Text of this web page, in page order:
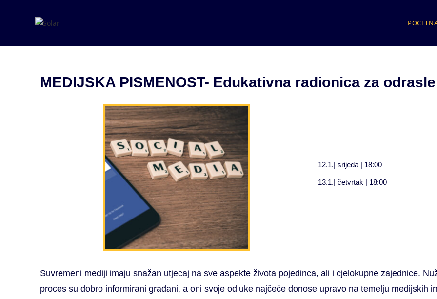
MEDIJSKA PISMENOST- Edukativna radionica za odrasle
12.1.| srijeda | 18:00
13.1.| četvrtak | 18:00
Suvremeni mediji imaju snažan utjecaj na sve aspekte života pojedinca, ali i cjelokupne zajednice.
proces su dobro informirani građani, a oni svoje odluke najčeće donose upravo na temelju medijskih